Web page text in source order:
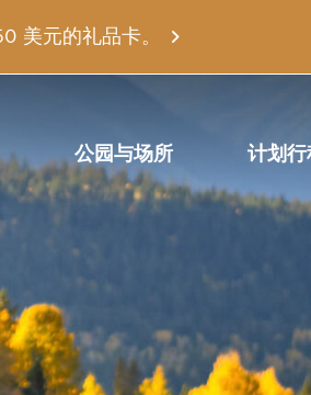
美元的礼品卡。
公园与场所 计划